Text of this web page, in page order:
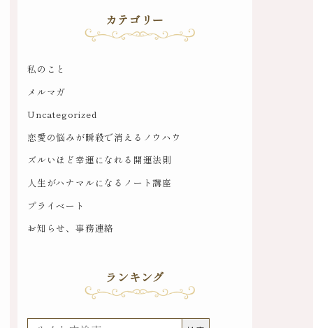
カテゴリー
私のこと
メルマガ
Uncategorized
恋愛の悩みが瞬殺で消えるノウハウ
ズルいほど幸運になれる開運法則
人生がハナマルになるノート講座
プライベート
お知らせ、事務連絡
ランキング